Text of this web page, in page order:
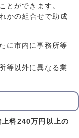
とができます。
かの組合せで助成
に市内に事務所等
等以外に異なる業
料240万円以上の